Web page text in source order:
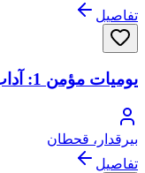
تفاصيل
يوميات مؤمن 1: آداب حفظ القرآن الكريم - ملون
بيرقدار، قحطان
تفاصيل